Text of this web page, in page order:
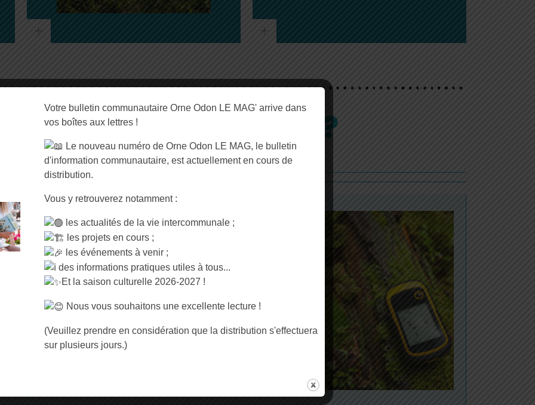
D’AUTRES ACTIVITÉS ?
au trésor connectée vous permettant de découvrir de
de l’Orne et de l’Odon.
? PARTEZ !
et de l’Odon :
d’un GPS et d’une feuille de route à la recherche de
d’Amayé-sur-Orne. Les indices collectés vous
de 10 €/équipe (5 personnes max.).
Votre bulletin communautaire Orne Odon LE MAG' arrive dans
vos boîtes aux lettres !
Le nouveau numéro de Orne Odon LE MAG, le bulletin
d'information communautaire, est actuellement en cours de
distribution.
Vous y retrouverez notamment :
les actualités de la vie intercommunale ;
les projets en cours ;
les événements à venir ;
des informations pratiques utiles à tous...
Et la saison culturelle 2026-2027 !
Nous vous souhaitons une excellente lecture !
(Veuillez prendre en considération que la distribution s'effectuera
sur plusieurs jours.)